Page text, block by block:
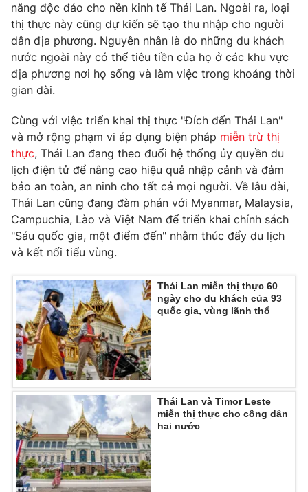
VTV Sức khoẻ Bất động sản
Thị trường 24h Tấm lòng Việt
VTV4
VTV9 VTV8
Liên hệ tòa soạn English
THỜI BÁO VTV
Theo dõi báo trên
Cơ quan chủ quản:Đài Truyền hình Việt Nam
Cơ quan báo chí:Thời báo VTV
Giấy phép hoạt động báo in và báo điện tử số 483/GP-BTTTT
cấp ngày 29/12/2023
Tổng Biên tập:Vũ Thanh Thủy
Phó Tổng Biên tập:Nguyễn Thị Mỹ Hạnh, Phạm Quốc Thắng,
Nguyễn Trọng Ninh
Tổng đài VTV:024.38 355 931 - 024.38 355 932
năng độc đáo cho nền kinh tế Thái Lan. Ngoài ra, loại
thị thực này cũng dự kiến sẽ tạo thu nhập cho người
dân địa phương. Nguyên nhân là do những du khách
nước ngoài này có thể tiêu tiền của họ ở các khu vực
địa phương nơi họ sống và làm việc trong khoảng thời
gian dài.
Cùng với việc triển khai thị thực "Đích đến Thái Lan"
và mở rộng phạm vi áp dụng biện pháp miễn trừ thị
thực, Thái Lan đang theo đuổi hệ thống ủy quyền du
lịch điện tử để nâng cao hiệu quả nhập cảnh và đảm
bảo an toàn, an ninh cho tất cả mọi người. Về lâu dài,
Thái Lan cũng đang đàm phán với Myanmar, Malaysia,
Campuchia, Lào và Việt Nam để triển khai chính sách
"Sáu quốc gia, một điểm đến" nhằm thúc đẩy du lịch
và kết nối tiểu vùng.
Thái Lan miễn thị thực 60
ngày cho du khách của 93
quốc gia, vùng lãnh thổ
Thái Lan và Timor Leste
miễn thị thực cho công dân
hai nước